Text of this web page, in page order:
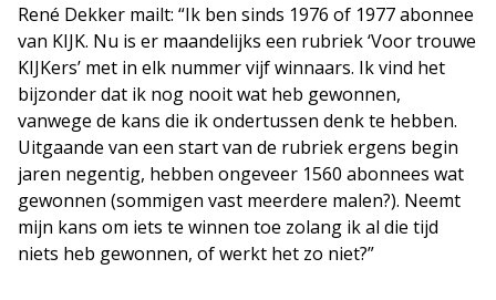
René Dekker mailt: “Ik ben sinds 1976 of 1977 abonnee
van KIJK. Nu is er maandelijks een rubriek ‘Voor trouwe
KIJKers’ met in elk nummer vijf winnaars. Ik vind het
bijzonder dat ik nog nooit wat heb gewonnen,
vanwege de kans die ik ondertussen denk te hebben.
Uitgaande van een start van de rubriek ergens begin
jaren negentig, hebben ongeveer 1560 abonnees wat
gewonnen (sommigen vast meerdere malen?). Neemt
mijn kans om iets te winnen toe zolang ik al die tijd
niets heb gewonnen, of werkt het zo niet?”